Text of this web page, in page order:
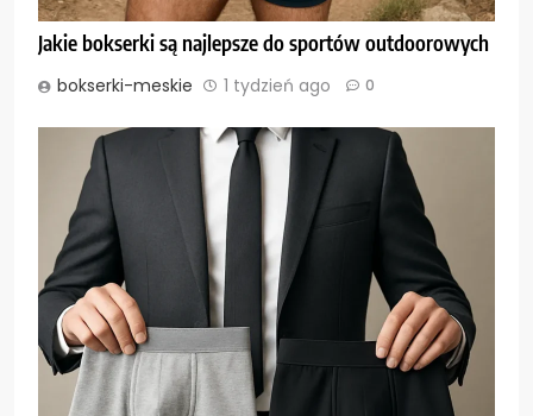
Jakie bokserki są najlepsze do sportów outdoorowych
bokserki-meskie 1 tydzień ago 0